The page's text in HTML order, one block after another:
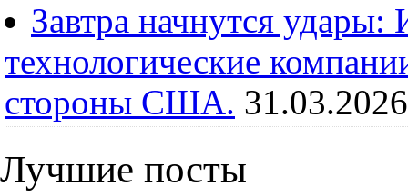
Завтра начнутся
технологические
стороны США. 31.03.2026
Лучшие посты